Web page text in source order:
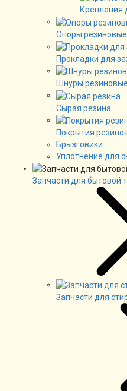
Крепления
Опоры
Прокладки для
Шнуры резиновые
Сырая резина
Покрытия
Брызговики
Уплотнение для
Запчасти для бытовой
Запчасти для